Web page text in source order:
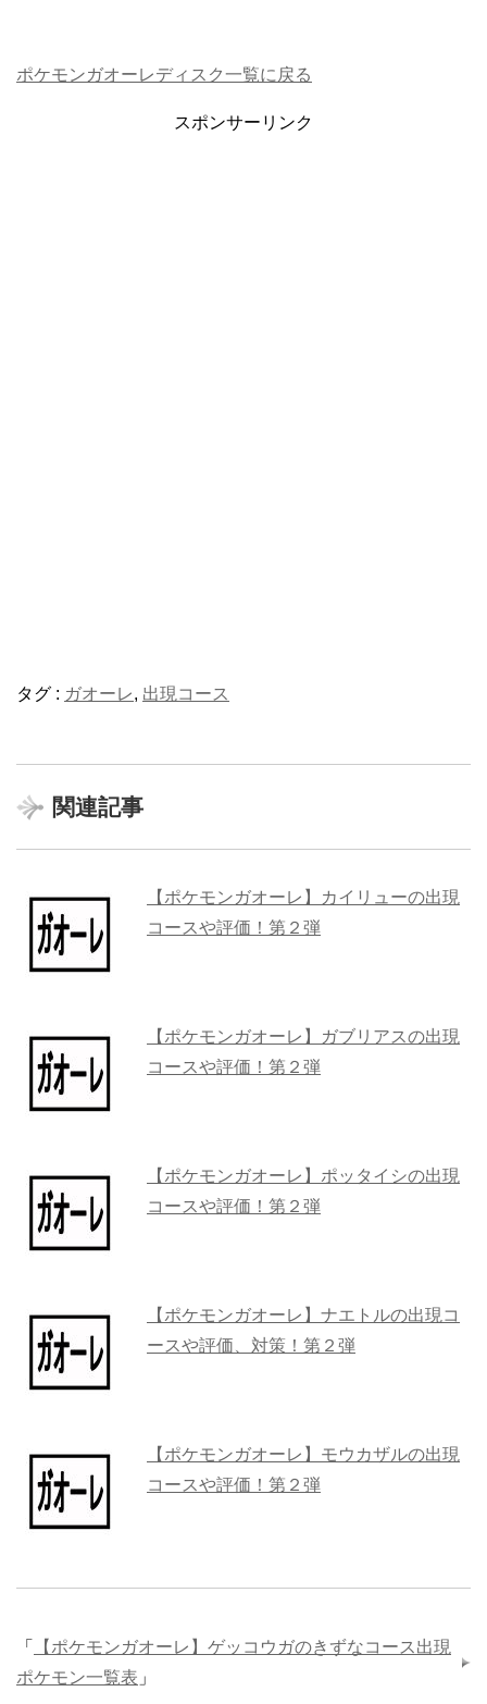
ポケモンガオーレディスク一覧に戻る
スポンサーリンク
タグ : ガオーレ, 出現コース
関連記事
【ポケモンガオーレ】カイリューの出現
コースや評価！第２弾
【ポケモンガオーレ】ガブリアスの出現
コースや評価！第２弾
【ポケモンガオーレ】ポッタイシの出現
コースや評価！第２弾
【ポケモンガオーレ】ナエトルの出現コ
ースや評価、対策！第２弾
【ポケモンガオーレ】モウカザルの出現
コースや評価！第２弾
「
【ポケモンガオーレ】ゲッコウガのきずなコース出現
ポケモン一覧表 」